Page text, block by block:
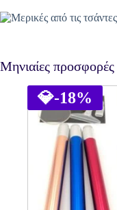
Μηνιαίες προσφορές
💎-18%